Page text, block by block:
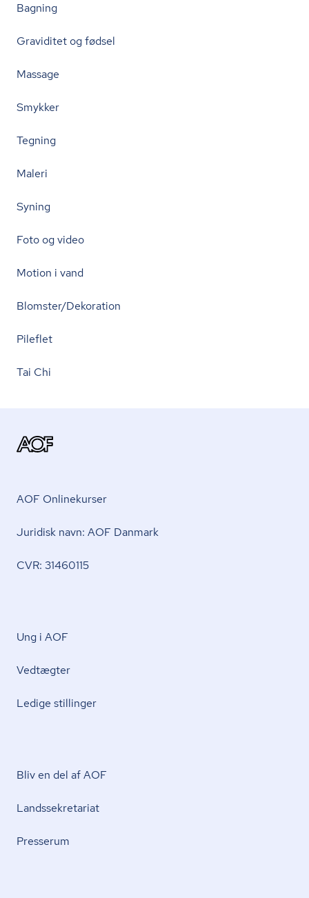
Bagning
Graviditet og fødsel
Massage
Smykker
Tegning
Maleri
Syning
Foto og video
Motion i vand
Blomster/Dekoration
Pileflet
Tai Chi
AOF Onlinekurser
Juridisk navn: AOF Danmark
CVR: 31460115
Ung i AOF
Vedtægter
Ledige stillinger
Bliv en del af AOF
Lands­se­kre­ta­ri­at
Presserum